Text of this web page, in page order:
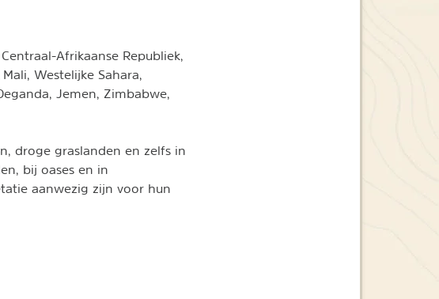
Afrikaanse Republiek,
Westelijke Sahara,
Jemen, Zimbabwe,
droge graslanden en zelfs in
bij oases en in
aanwezig zijn voor hun